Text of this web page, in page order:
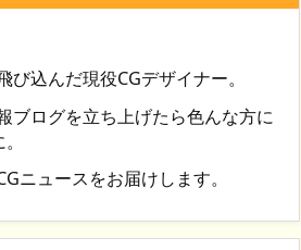
び込んだ現役CGデザイナー。
ブログを立ち上げたら色んな方に
ニュースをお届けします。